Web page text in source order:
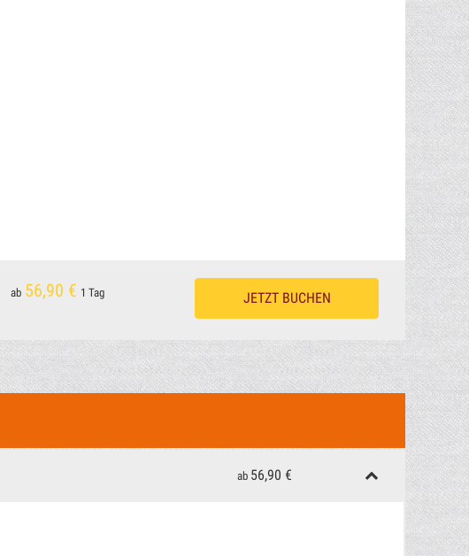
ab 56,90 € 1 Tag JETZT BUCHEN
ab 56,90 €